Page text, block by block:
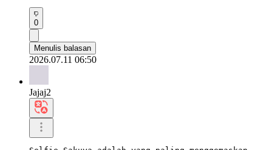
0
Menulis balasan
2026.07.11 06:50
Jajaj2